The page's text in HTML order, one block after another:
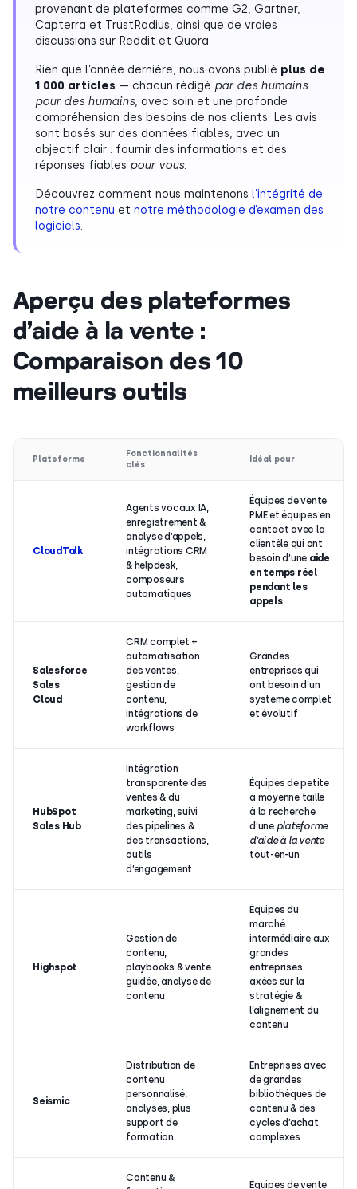
provenant de plateformes comme G2, Gartner,
Capterra et TrustRadius, ainsi que de vraies
discussions sur Reddit et Quora.
Rien que l’année dernière, nous avons publié plus de
1 000 articles — chacun rédigé par des humains
pour des humains, avec soin et une profonde
compréhension des besoins de nos clients. Les avis
sont basés sur des données fiables, avec un
objectif clair : fournir des informations et des
réponses fiables pour vous.
Découvrez comment nous maintenons l’intégrité de
notre contenu et notre méthodologie d’examen des
logiciels
Aperçu des plateformes
d’aide à la vente :
Comparaison des 10
meilleurs outils
Plateforme
Fonctionnalités
clés
Idéal pour
CloudTalk
Agents vocaux IA,
enregistrement &
analyse d’appels,
intégrations CRM
& helpdesk,
composeurs
automatiques
Équipes de vente
PME et équipes en
contact avec la
clientèle qui ont
besoin d’une aide
en temps réel
pendant les
appels
Salesforce
Sales
Cloud
CRM complet +
automatisation
des ventes,
gestion de
contenu,
intégrations de
workflows
Grandes
entreprises qui
ont besoin d’un
système complet
et évolutif
HubSpot
Sales Hub
Intégration
transparente des
ventes & du
marketing, suivi
des pipelines &
des transactions,
outils
d’engagement
Équipes de petite
à moyenne taille
à la recherche
d’une plateforme
d’aide à la vente
tout-en-un
Highspot
Gestion de
contenu,
playbooks & vente
guidée, analyse de
contenu
Équipes du
marché
intermédiaire aux
grandes
entreprises
axées sur la
stratégie &
l’alignement du
contenu
Seismic
Distribution de
contenu
personnalisé,
analyses, plus
support de
formation
Entreprises avec
de grandes
bibliothèques de
contenu & des
cycles d’achat
complexes
Contenu &
Équipes de vente